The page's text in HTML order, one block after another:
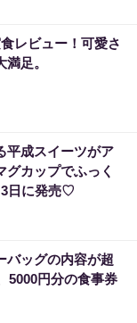
レビュー！可愛さ
足。
平成スイーツがア
グカップでふっく
3日に発売♡
バッグの内容が超
5000円分の食事券